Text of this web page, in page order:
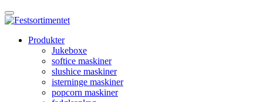
Produkter
Jukeboxe
softice maskiner
slushice maskiner
isterninge maskiner
popcorn maskiner